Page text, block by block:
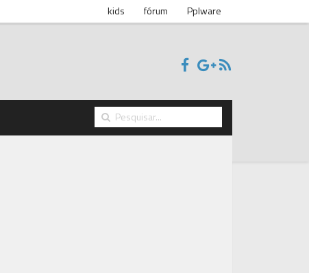
kids fórum Pplware